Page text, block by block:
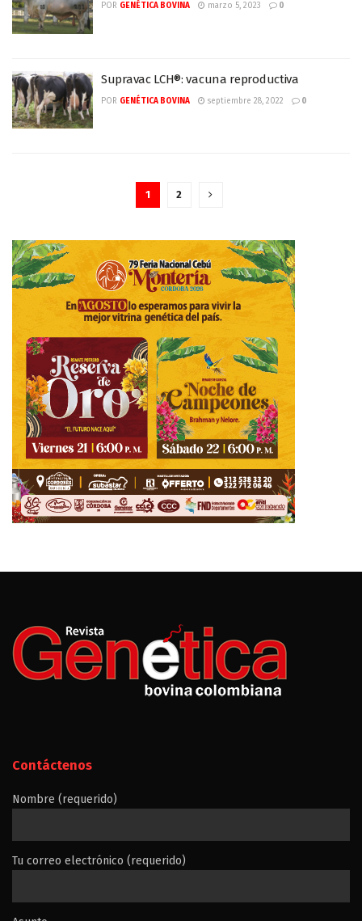
POR GENÉTICA BOVINA marzo 5, 2023 0
Supravac LCH®: vacuna reproductiva
POR GENÉTICA BOVINA septiembre 28, 2022 0
1 2
Contáctenos
Nombre (requerido)
Tu correo electrónico (requerido)